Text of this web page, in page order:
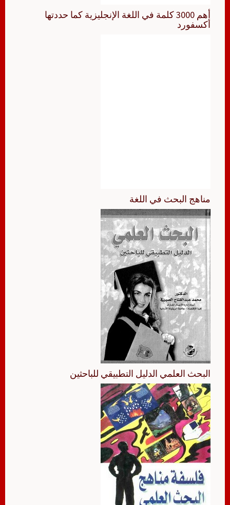
أهم 3000 كلمة في اللغة الإنجليزية كما حددتها
أكسفورد
مناهج البحث في اللغة
البحث العلمي الدليل التطبيقي للباحثين